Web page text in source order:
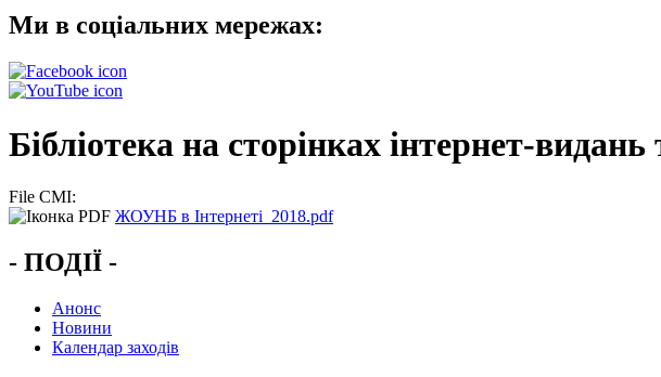
Ми в соціальних мережах:
Бібліотека на сторінках інтернет-
File CMI:
ЖОУНБ в Інтернеті_2018.pdf
- ПОДІЇ -
Анонс
Новини
Календар заходів